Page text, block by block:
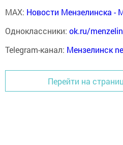
MAX: Новости Мензелинска -
Одноклассники: ok.ru/
Telegram-канал: Мензелинск
Перейти на